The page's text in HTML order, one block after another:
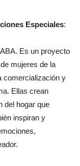
Especiales:
Es un proyecto
mujeres de la
comercialización y
Ellas crean
del hogar que
inspiran y